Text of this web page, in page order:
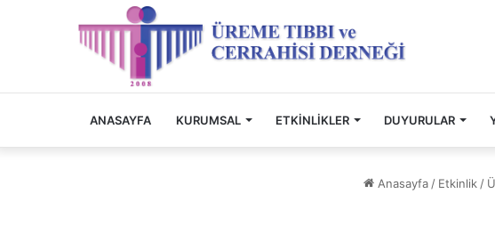
ANASAYFA KURUMSAL ETKINLIKLER DUYURULAR
Anasayfa / Etkinlik /